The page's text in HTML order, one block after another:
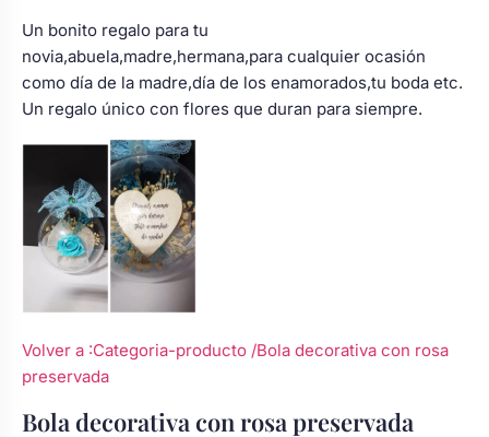
Un bonito regalo para tu
novia,abuela,madre,hermana,para cualquier ocasión
como día de la madre,día de los enamorados,tu boda etc.
Un regalo único con flores que duran para siempre.
Volver a :Categoria-producto /Bola decorativa con rosa
preservada
Bola decorativa con rosa preservada